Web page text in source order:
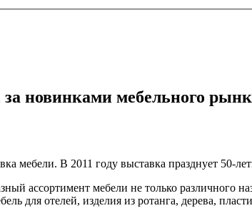
новинками мебельного
мебели. В 2011 году выставка празднует 50-
ассортимент мебели не только различного
для отелей, изделия из ротанга, дерева,